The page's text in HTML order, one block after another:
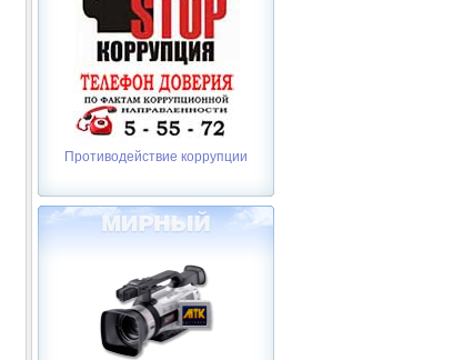
Противодействие коррупции